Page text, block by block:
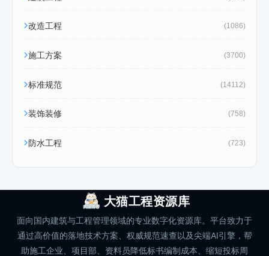
改造工程 (1086)
施工方案 (3700)
标准规范 (14112)
装饰装修 (758)
防水工程 (723)
大猫工程资源库
面向国内建筑与工程管理领域的专业数字化资源库。平台致力于
通过高价值的落地技术方案、权威规范速查以及尖端AI引擎，帮
助施工企业、项目部、资料员降低标书编制成本、缩短投标周